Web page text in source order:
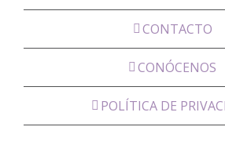
CONTACTO
CONÓCENOS
POLÍTICA DE